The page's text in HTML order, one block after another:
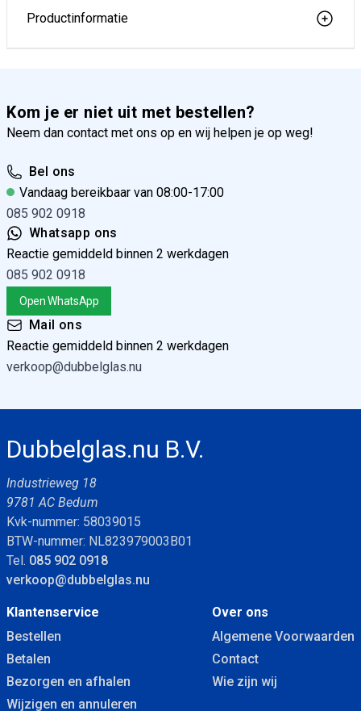
Productinformatie
Kom je er niet uit met bestellen?
Neem dan contact met ons op en wij helpen je op weg!
Bel ons
Vandaag bereikbaar van 08:00-17:00
085 902 0918
Whatsapp ons
Reactie gemiddeld binnen 2 werkdagen
085 902 0918
Open WhatsApp
Mail ons
Reactie gemiddeld binnen 2 werkdagen
verkoop@dubbelglas.nu
Dubbelglas.nu B.V.
Industrieweg 18
9781 AC Bedum
Kvk-nummer: 58039015
BTW-nummer: NL823979003B01
Tel. 085 902 0918
verkoop@dubbelglas.nu
Klantenservice
Bestellen
Betalen
Bezorgen en afhalen
Wijzigen en annuleren
Over ons
Algemene Voorwaarden
Contact
Wie zijn wij